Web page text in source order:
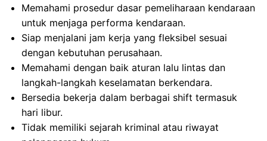
Memahami prosedur dasar pemeliharaan kendaraan
untuk menjaga performa kendaraan.
Siap menjalani jam kerja yang fleksibel sesuai
dengan kebutuhan perusahaan.
Memahami dengan baik aturan lalu lintas dan
langkah-langkah keselamatan berkendara.
Bersedia bekerja dalam berbagai shift termasuk
hari libur.
Tidak memiliki sejarah kriminal atau riwayat